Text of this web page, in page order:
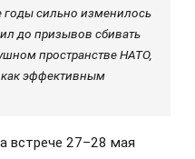
годы сильно изменилось
до призывов сбивать
пространстве НАТО,
как эффективным
встрече 27–28 мая